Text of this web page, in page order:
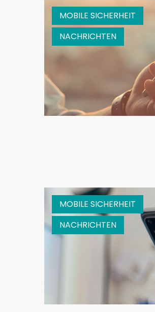
MOBILE SICHERHEIT
NACHRICHTEN
MOBILE SICHERHEIT
NACHRICHTEN